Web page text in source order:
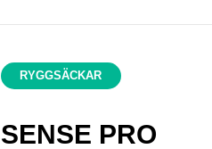
RYGGSÄCKAR
SENSE PRO